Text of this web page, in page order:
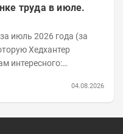
труда в июле.
интересного:
04.08.2026